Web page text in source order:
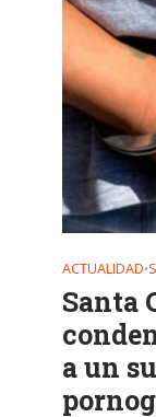
ACTUALIDAD•
Santa
a un